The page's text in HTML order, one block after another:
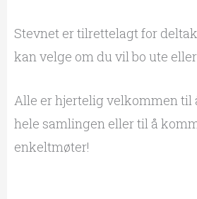
Stevnet er tilrettelagt for
kan velge om du vil bo ute
Alle er hjertelig velkommen til
hele samlingen eller til å
enkeltmøter!